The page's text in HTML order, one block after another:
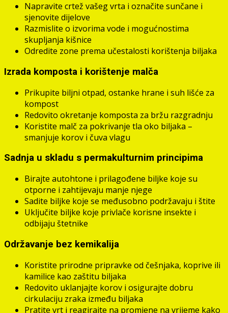
Napravite crtež vašeg vrta i označite sunčane i
sjenovite dijelove
Razmislite o izvorima vode i mogućnostima
skupljanja kišnice
Odredite zone prema učestalosti korištenja biljaka
Izrada komposta i korištenje malča
Prikupite biljni otpad, ostanke hrane i suh lišće za
kompost
Redovito okretanje komposta za bržu razgradnju
Koristite malč za pokrivanje tla oko biljaka –
smanjuje korov i čuva vlagu
Sadnja u skladu s permakulturnim principima
Birajte autohtone i prilagođene biljke koje su
otporne i zahtijevaju manje njege
Sadite biljke koje se međusobno podržavaju i štite
Uključite biljke koje privlače korisne insekte i
odbijaju štetnike
Održavanje bez kemikalija
Koristite prirodne pripravke od češnjaka, koprive ili
kamilice kao zaštitu biljaka
Redovito uklanjajte korov i osigurajte dobru
cirkulaciju zraka između biljaka
Pratite vrt i reagirajte na promjene na vrijeme kako